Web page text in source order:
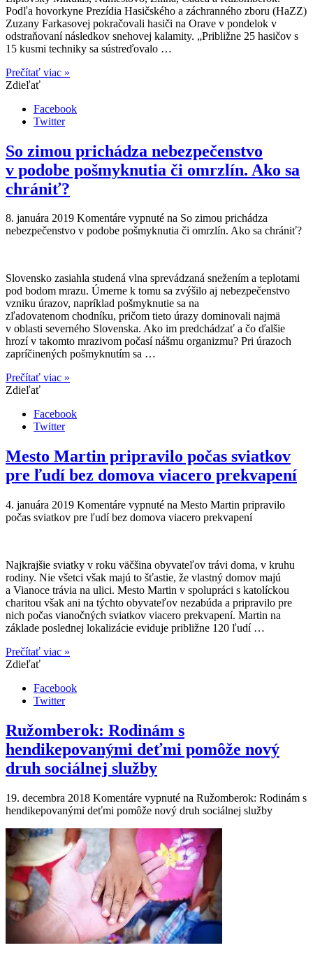
Podľa hovorkyne Prezídia Hasičského a záchranného zboru (HaZZ)
Zuzany Farkasovej pokračovali hasiči na Orave v pondelok v
odstraňovaní následkov snehovej kalamity. „Približne 25 hasičov s
15 kusmi techniky sa sústreďovalo …
Prečítať viac »
Zdieľať
Facebook
Twitter
So zimou prichádza nebezpečenstvo
v podobe pošmyknutia či omrzlín. Ako sa
chrániť?
8. januára 2019 Komentáre vypnuté na So zimou prichádza
nebezpečenstvo v podobe pošmyknutia či omrzlín. Ako sa chrániť?
Slovensko zasiahla studená vlna sprevádzaná snežením a teplotami
pod bodom mrazu. Úmerne k tomu sa zvýšilo aj nebezpečenstvo
vzniku úrazov, napríklad pošmyknutie sa na
zľadovatenom chodníku, pričom tieto úrazy dominovali najmä
v oblasti severného Slovenska. Ako im predchádzať a čo ďalšie
hrozí v takomto mrazivom počasí nášmu organizmu? Pri úrazoch
zapríčinených pošmyknutím sa …
Prečítať viac »
Zdieľať
Facebook
Twitter
Mesto Martin pripravilo počas sviatkov
pre ľudí bez domova viacero prekvapení
4. januára 2019 Komentáre vypnuté na Mesto Martin pripravilo
počas sviatkov pre ľudí bez domova viacero prekvapení
Najkrajšie sviatky v roku väčšina obyvateľov trávi doma, v kruhu
rodiny. Nie všetci však majú to šťastie, že vlastný domov majú
a Vianoce trávia na ulici. Mesto Martin v spolupráci s katolíckou
charitou však ani na týchto obyvateľov nezabúda a pripravilo pre
nich počas vianočných sviatkov viacero prekvapení. Martin na
základe poslednej lokalizácie eviduje približne 120 ľudí …
Prečítať viac »
Zdieľať
Facebook
Twitter
Ružomberok: Rodinám s
hendikepovanými deťmi pomôže nový
druh sociálnej služby
19. decembra 2018 Komentáre vypnuté na Ružomberok: Rodinám s
hendikepovanými deťmi pomôže nový druh sociálnej služby